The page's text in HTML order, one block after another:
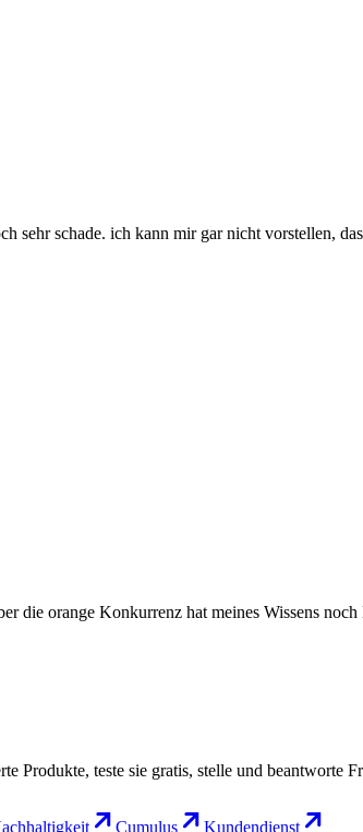
sehr schade. ich kann mir gar nicht vorstellen,
die orange Konkurrenz hat meines Wissens
Produkte, teste sie gratis, stelle und beantworte
Cumulus Kundendienst